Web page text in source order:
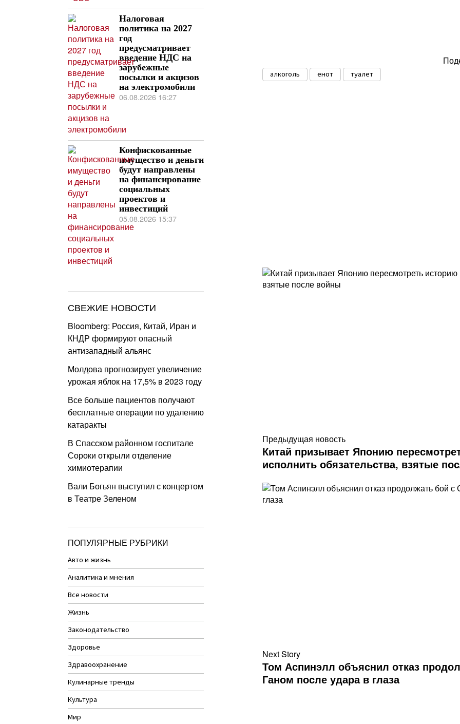
алкоголь енот туалет
Предыдущая новость
Китай призывает Японию
исполнить обязательства, взятые
Next Story
Том Аспинэлл объяснил отказ
Ганом после удара в глаза
Налоговая
политика на 2027
год
предусматривает
введение НДС на
зарубежные
посылки и акцизов
на электромобили
06.08.2026 16:27
Конфискованные
имущество и деньги
будут направлены
на финансирование
социальных
проектов и
инвестиций
05.08.2026 15:37
СВЕЖИЕ НОВОСТИ
Bloomberg: Россия, Китай, Иран и
КНДР формируют опасный
антизападный альянс
Молдова прогнозирует увеличение
урожая яблок на 17,5% в 2023 году
Все больше пациентов получают
бесплатные операции по удалению
катаракты
В Спасском районном госпитале
Сороки открыли отделение
химиотерапии
Вали Богьян выступил с концертом
в Театре Зеленом
ПОПУЛЯРНЫЕ РУБРИКИ
Авто и жизнь
Аналитика и мнения
Все новости
Жизнь
Законодательство
Здоровье
Здравоохранение
Кулинарные тренды
Культура
Мир